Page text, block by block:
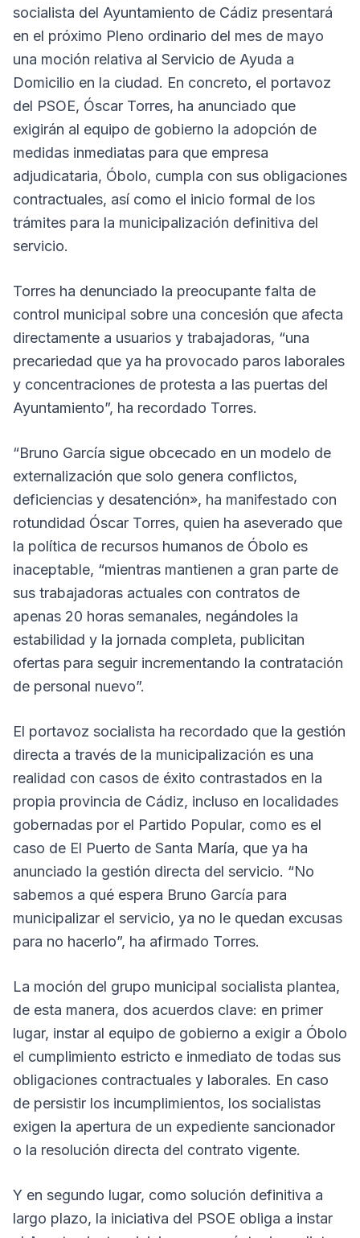
socialista del Ayuntamiento de Cádiz presentará
en el próximo Pleno ordinario del mes de mayo
una moción relativa al Servicio de Ayuda a
Domicilio en la ciudad. En concreto, el portavoz
del PSOE, Óscar Torres, ha anunciado que
exigirán al equipo de gobierno la adopción de
medidas inmediatas para que empresa
adjudicataria, Óbolo, cumpla con sus obligaciones
contractuales, así como el inicio formal de los
trámites para la municipalización definitiva del
servicio.
Torres ha denunciado la preocupante falta de
control municipal sobre una concesión que afecta
directamente a usuarios y trabajadoras, “una
precariedad que ya ha provocado paros laborales
y concentraciones de protesta a las puertas del
Ayuntamiento”, ha recordado Torres.
“Bruno García sigue obcecado en un modelo de
externalización que solo genera conflictos,
deficiencias y desatención», ha manifestado con
rotundidad Óscar Torres, quien ha aseverado que
la política de recursos humanos de Óbolo es
inaceptable, “mientras mantienen a gran parte de
sus trabajadoras actuales con contratos de
apenas 20 horas semanales, negándoles la
estabilidad y la jornada completa, publicitan
ofertas para seguir incrementando la contratación
de personal nuevo”.
El portavoz socialista ha recordado que la gestión
directa a través de la municipalización es una
realidad con casos de éxito contrastados en la
propia provincia de Cádiz, incluso en localidades
gobernadas por el Partido Popular, como es el
caso de El Puerto de Santa María, que ya ha
anunciado la gestión directa del servicio. “No
sabemos a qué espera Bruno García para
municipalizar el servicio, ya no le quedan excusas
para no hacerlo”, ha afirmado Torres.
La moción del grupo municipal socialista plantea,
de esta manera, dos acuerdos clave: en primer
lugar, instar al equipo de gobierno a exigir a Óbolo
el cumplimiento estricto e inmediato de todas sus
obligaciones contractuales y laborales. En caso
de persistir los incumplimientos, los socialistas
exigen la apertura de un expediente sancionador
o la resolución directa del contrato vigente.
Y en segundo lugar, como solución definitiva a
largo plazo, la iniciativa del PSOE obliga a instar